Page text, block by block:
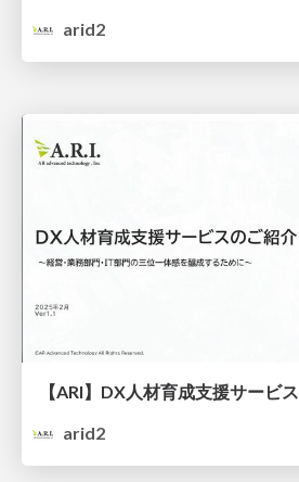
arid2
【ARI】DX人材育成支援サービス
arid2